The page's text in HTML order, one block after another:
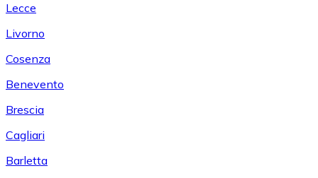
Lecce
Livorno
Cosenza
Benevento
Brescia
Cagliari
Barletta